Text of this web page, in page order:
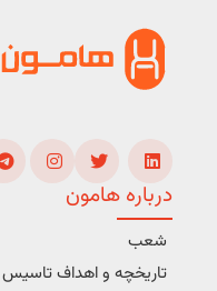
درباره هامون
شعب
تاریخچه و اهداف تاسیس